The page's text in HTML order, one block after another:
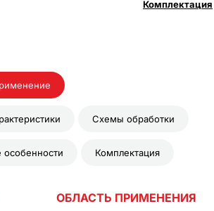
Комплектация
Схемы обработки
особенности Комплектация
ОБЛАСТЬ ПРИМЕНЕНИЯ